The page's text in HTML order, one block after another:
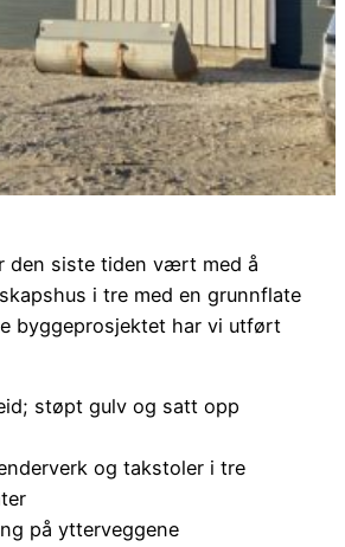
den siste tiden vært med å
i tre med en grunnflate
byggeprosjektet har vi utført
støpt gulv og satt opp
og takstoler i tre
på ytterveggene